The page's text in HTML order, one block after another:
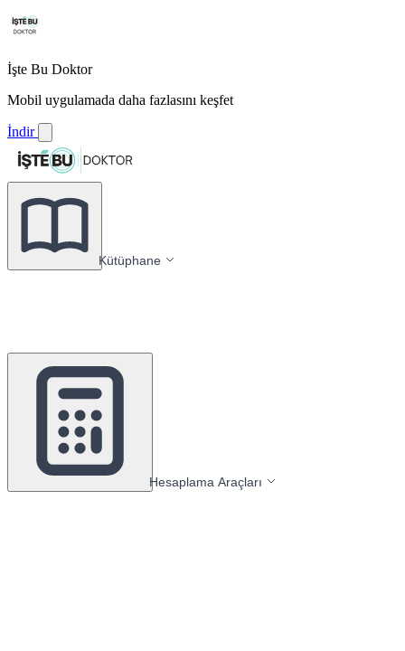
İşte Bu Doktor
Mobil uygulamada daha fazlasını keşfet
İndir
Kütüphane
Hesaplama Araçları